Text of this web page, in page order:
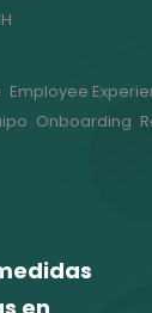
Employee
Onboarding